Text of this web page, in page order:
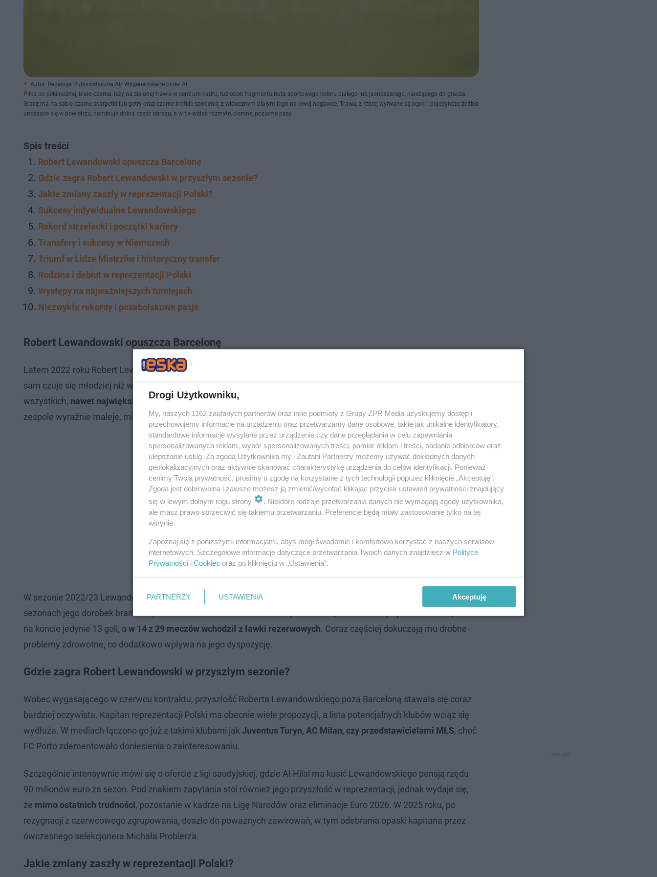
Autor: Redakcja Publicystyczna AI/ Wygenerowane przez AI
Piłka do piłki nożnej, biało-czarna, leży na zielonej trawie w centrum kadru, tuż obok fragmentu buta sportowego koloru białego lub jasnoszarego, należącego do gracza.
Gracz ma na sobie czarne skarpetki lub getry oraz czarne krótkie spodenki, z widocznym białym logo na lewej nogawce. Trawa, z której wyrwane są kępki i pojedyncze źdźbła
unoszące się w powietrzu, dominuje dolną część obrazu, a w tle widać rozmyte, ciemne, poziome pasy.
Spis treści
Robert Lewandowski opuszcza Barcelonę
Gdzie zagra Robert Lewandowski w przyszłym sezonie?
Jakie zmiany zaszły w reprezentacji Polski?
Sukcesy indywidualne Lewandowskiego
Rekord strzelecki i początki kariery
Transfery i sukcesy w Niemczech
Triumf w Lidze Mistrzów i historyczny transfer
Rodzina i debiut w reprezentacji Polski
Występy na najważniejszych turniejach
Niezwykłe rekordy i pozaboiskowe pasje
Robert Lewandowski opuszcza Barcelonę
Latem 2022 roku Robert Lewandowski, przechodząc do Barcelony, deklarował, że jego wiek nie ma znaczenia, a on
sam czuje się młodziej niż w wieku 29 lat. Po niemal czterech latach stało się jasne, że upływ czasu dotyka
wszystkich, nawet największe gwiazdy światowego futbolu
zespole wyraźnie maleje, mimo niedawnego świętowania trzeciego mistrzostwa Hiszpanii z klubem.
W sezonie 2022/23 Lewandowski został królem strzelców La Liga, zdobywając 23 bramki, jednak w kolejnych
sezonach jego dorobek bramkowy zmalał do 19 i 27 trafień. W obecnym sezonie, na dwie kolejki przed końcem, ma
na koncie jedynie 13 goli, a w 14 z 29 meczów wchodził z ławki rezerwowych. Coraz częściej dokuczają mu drobne
problemy zdrowotne, co dodatkowo wpływa na jego dyspozycję.
Gdzie zagra Robert Lewandowski w przyszłym sezonie?
Wobec wygasającego w czerwcu kontraktu, przyszłość Roberta Lewandowskiego poza Barceloną stawała się coraz
bardziej oczywista. Kapitan reprezentacji Polski ma obecnie wiele propozycji, a lista potencjalnych klubów wciąż się
wydłuża. W mediach łączono go już z takimi klubami jak Juventus Turyn, AC Milan, czy przedstawicielami MLS, choć
FC Porto zdementowało doniesienia o zainteresowaniu.
Szczególnie intensywnie mówi się o ofercie z ligi saudyjskiej, gdzie Al-Hilal ma kusić Lewandowskiego pensją rzędu
90 milionów euro za sezon. Pod znakiem zapytania stoi również jego przyszłość w reprezentacji, jednak wydaje się,
że mimo ostatnich trudności, pozostanie w kadrze na Ligę Narodów oraz eliminacje Euro 2026. W 2025 roku, po
rezygnacji z czerwcowego zgrupowania, doszło do poważnych zawirowań, w tym odebrania opaski kapitana przez
ówczesnego selekcjonera Michała Probierza.
Jakie zmiany zaszły w reprezentacji Polski?
Drogi Użytkowniku,
My, naszych 1162 zaufanych partnerów oraz inne podmioty z Grupy ZPR Media uzyskujemy dostęp i
przechowujemy informacje na urządzeniu oraz przetwarzamy dane osobowe, takie jak unikalne identyfikatory,
standardowe informacje wysyłane przez urządzenie czy dane przeglądania w celu zapewniania
spersonalizowanych reklam, wybór spersonalizowanych treści, pomiar reklam i treści, badanie odbiorców oraz
ulepszanie usług. Za zgodą Użytkownika my i Zaufani Partnerzy możemy używać dokładnych danych
geolokalizacyjnych oraz aktywnie skanować charakterystykę urządzenia do celów identyfikacji. Ponieważ
cenimy Twoją prywatność, prosimy o zgodę na korzystanie z tych technologii poprzez kliknięcie „Akceptuję”.
Zgoda jest dobrowolna i zawsze możesz ją zmienić/wycofać klikając przycisk ustawień prywatności znajdujący
się w lewym dolnym rogu strony
. Niektóre rodzaje przetwarzania danych nie wymagają zgody użytkownika,
ale masz prawo sprzeciwić się takiemu przetwarzaniu. Preferencje będą miały zastosowanie tylko na tej
witrynie.
Zapoznaj się z poniższymi informacjami, abyś mógł świadomie i komfortowo korzystać z naszych serwisów
internetowych. Szczegółowe informacje dotyczące przetwarzania Twoich danych znajdziesz w Polityce
Prywatności i Cookies oraz po kliknięciu w „Ustawienia”.
PARTNERZY USTAWIENIA Akceptuję